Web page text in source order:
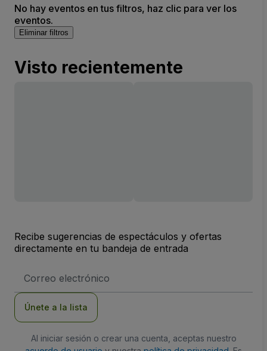
No hay eventos en tus filtros, haz clic para ver los
eventos.
Eliminar filtros
Visto recientemente
Recibe sugerencias de espectáculos y ofertas
directamente en tu bandeja de entrada
de
Únete a la lista
Al iniciar sesión o crear una cuenta, aceptas nuestro